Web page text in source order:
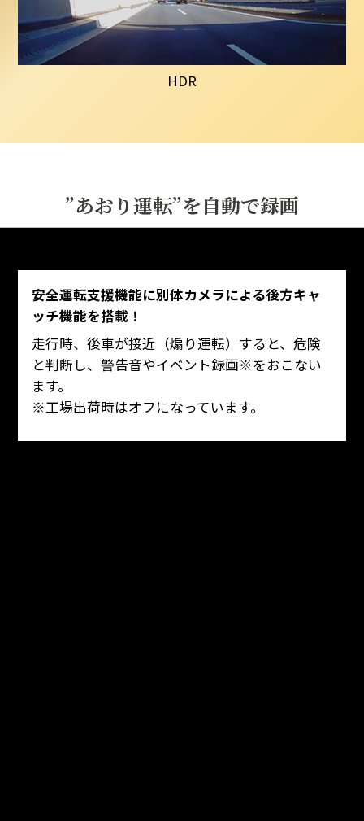
HDR
”あおり運転”を自動で録画
安全運転支援機能に別体カメラによる後方キャ
ッチ機能を搭載！
走行時、後車が接近（煽り運転）すると、危険
と判断し、警告音やイベント録画※をおこない
ます。
※工場出荷時はオフになっています。